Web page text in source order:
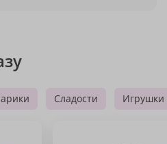
Сладости Игрушки